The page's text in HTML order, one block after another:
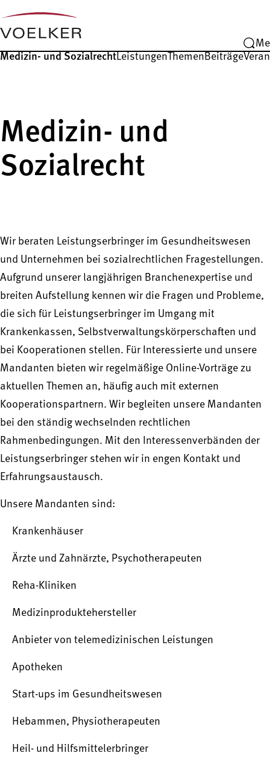
Medizin- und SozialrechtLeistungenThemenBeiträge
Medizin- und
Sozialrecht
Wir beraten Leistungserbringer im Gesundheitswesen
und Unternehmen bei sozialrechtlichen Fragestellungen.
Aufgrund unserer langjährigen Branchenexpertise und
breiten Aufstellung kennen wir die Fragen und Probleme,
die sich für Leistungserbringer im Umgang mit
Krankenkassen, Selbstverwaltungskörperschaften und
bei Kooperationen stellen. Für Interessierte und unsere
Mandanten bieten wir regelmäßige Online-Vorträge zu
aktuellen Themen an, häufig auch mit externen
Kooperationspartnern. Wir begleiten unsere Mandanten
bei den ständig wechselnden rechtlichen
Rahmenbedingungen. Mit den Interessenverbänden der
Leistungserbringer stehen wir in engen Kontakt und
Erfahrungsaustausch.
Unsere Mandanten sind:
Krankenhäuser
Ärzte und Zahnärzte, Psychotherapeuten
Reha-Kliniken
Medizinproduktehersteller
Anbieter von telemedizinischen Leistungen
Apotheken
Start-ups im Gesundheitswesen
Hebammen, Physiotherapeuten
Heil- und Hilfsmittelerbringer